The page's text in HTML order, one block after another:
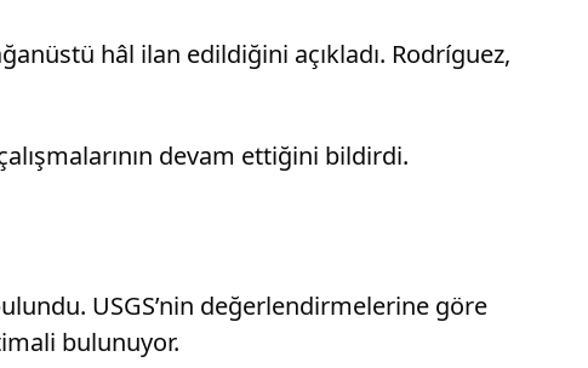
hâl ilan edildiğini açıkladı. Rodríguez,
devam ettiğini bildirdi.
USGS’nin değerlendirmelerine göre
bulunuyor.